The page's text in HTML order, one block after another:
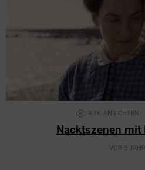
9.7K ANSICHTEN
Nacktszenen mit
VOR 5